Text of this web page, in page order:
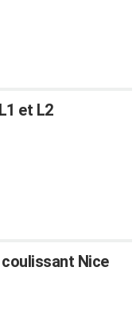
et L2
Nice